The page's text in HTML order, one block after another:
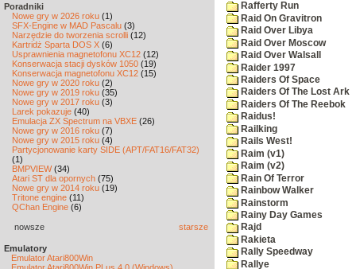
Poradniki
Nowe gry w 2026 roku (1)
SFX-Engine w MAD Pascalu (3)
Narzędzie do tworzenia scrolli (12)
Kartridż Sparta DOS X (6)
Usprawnienia magnetofonu XC12 (12)
Konserwacja stacji dysków 1050 (19)
Konserwacja magnetofonu XC12 (15)
Nowe gry w 2020 roku (2)
Nowe gry w 2019 roku (35)
Nowe gry w 2017 roku (3)
Larek pokazuje (40)
Emulacja ZX Spectrum na VBXE (26)
Nowe gry w 2016 roku (7)
Nowe gry w 2015 roku (4)
Partycjonowanie karty SIDE (APT/FAT16/FAT32)
(1)
BMPVIEW(34)
Atari ST dla opornych (75)
Nowe gry w 2014 roku (19)
Tritone engine (11)
QChan Engine (6)
nowsze starsze
Emulatory
Emulator Atari800Win
Rafferty Run
Raid On Gravitron
Raid Over Libya
Raid Over Moscow
Raid Over Walsall
Raider 1997
Raiders Of Space
Raiders Of The Lost Ark
Raiders Of The Reebok
Raidus!
Railking
Rails West!
Raim (v1)
Raim (v2)
Rain Of Terror
Rainbow Walker
Rainstorm
Rainy Day Games
Rajd
Rakieta
Rally Speedway
Rallye